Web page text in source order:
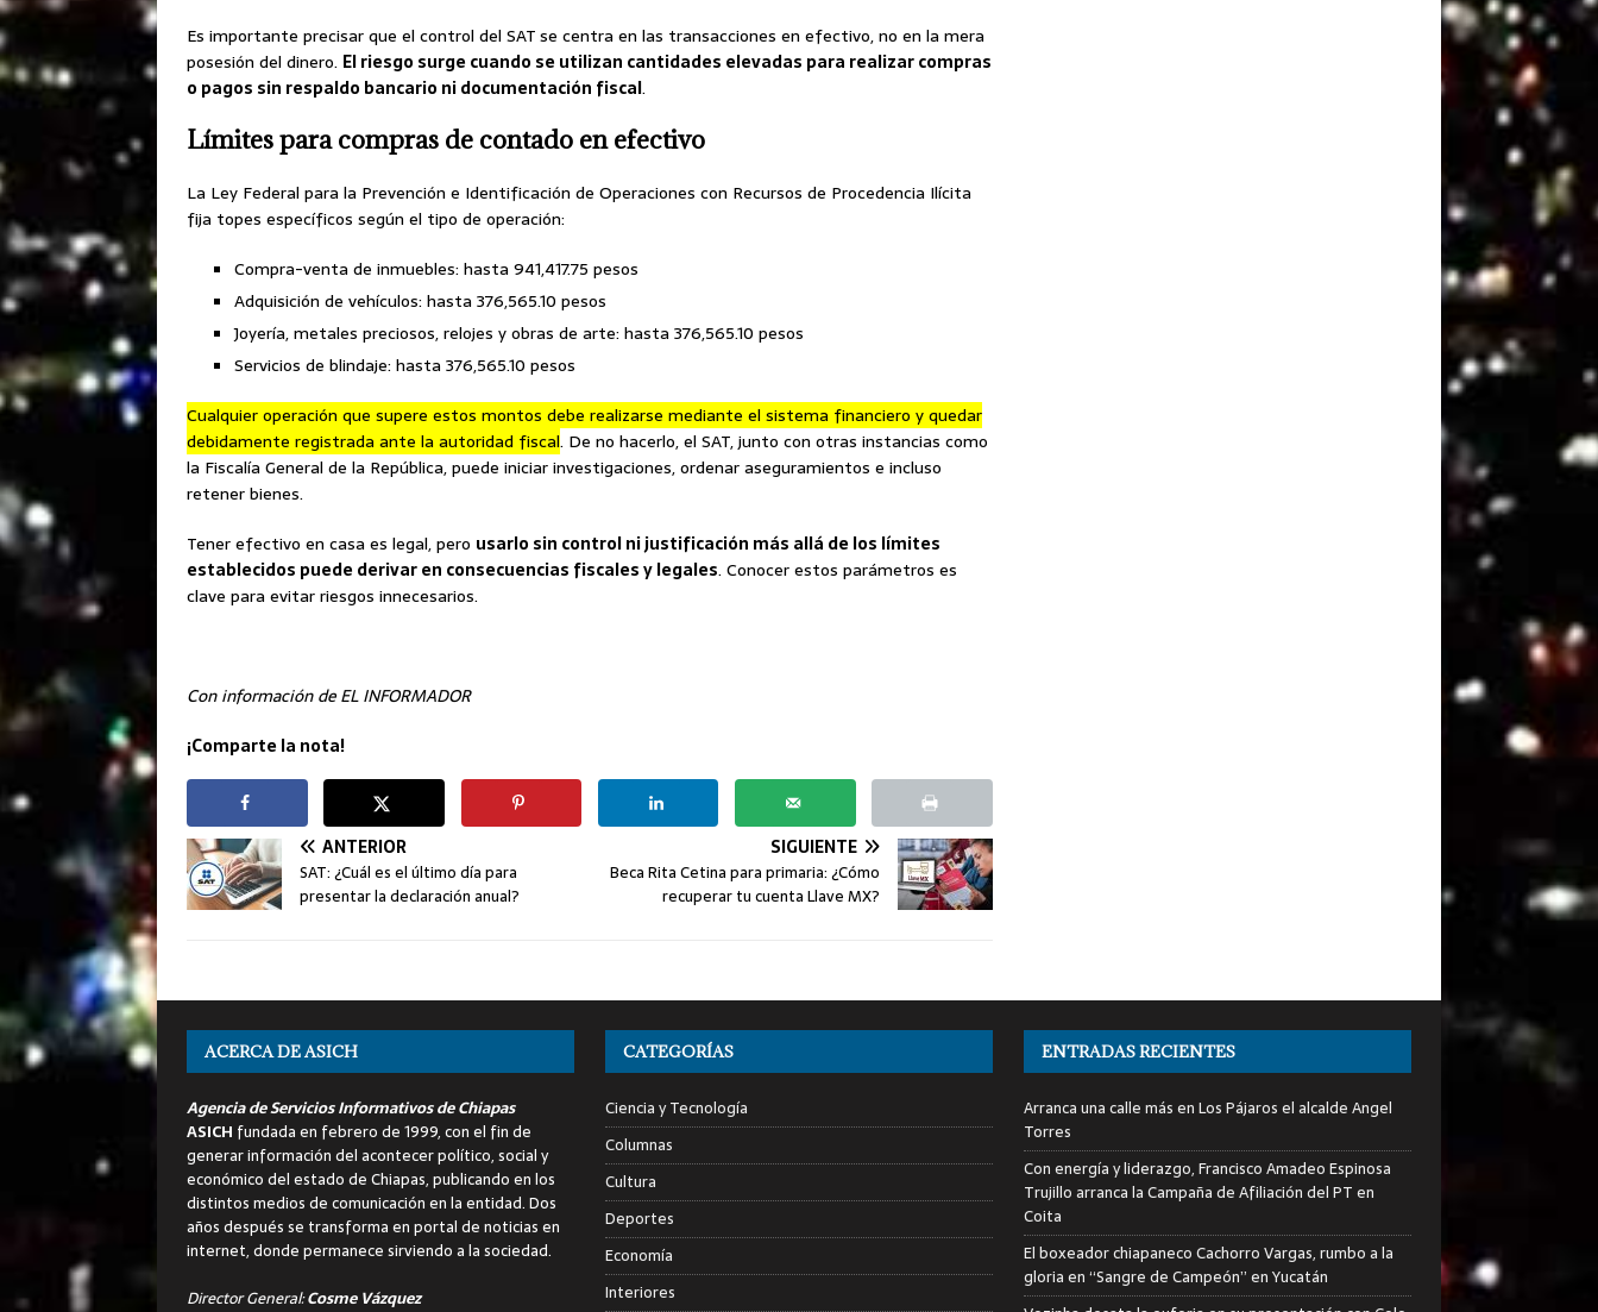
Es importante precisar que el control del SAT se centra en las transacciones en efectivo, no en la mera
posesión del dinero. El riesgo surge cuando se utilizan cantidades elevadas para realizar compras
o pagos sin respaldo bancario ni documentación fiscal.
Límites para compras de contado en efectivo
La Ley Federal para la Prevención e Identificación de Operaciones con Recursos de Procedencia Ilícita
fija topes específicos según el tipo de operación:
Compra-venta de inmuebles: hasta 941,417.75 pesos
Adquisición de vehículos: hasta 376,565.10 pesos
Joyería, metales preciosos, relojes y obras de arte: hasta 376,565.10 pesos
Servicios de blindaje: hasta 376,565.10 pesos
Cualquier operación que supere estos montos debe realizarse mediante el sistema financiero y quedar
debidamente registrada ante la autoridad fiscal. De no hacerlo, el SAT, junto con otras instancias como
la Fiscalía General de la República, puede iniciar investigaciones, ordenar aseguramientos e incluso
retener bienes.
Tener efectivo en casa es legal, pero usarlo sin control ni justificación más allá de los límites
establecidos puede derivar en consecuencias fiscales y legales. Conocer estos parámetros es
clave para evitar riesgos innecesarios.
Con información de EL INFORMADOR
¡Comparte la nota!
ANTERIOR
SAT: ¿Cuál es el último día para
presentar la declaración anual?
SIGUIENTE
Beca Rita Cetina para primaria: ¿Cómo
recuperar tu cuenta Llave MX?
ACERCA DE ASICH
Agencia de Servicios Informativos de Chiapas
ASICH fundada en febrero de 1999, con el fin de
generar información del acontecer político, social y
económico del estado de Chiapas, publicando en los
distintos medios de comunicación en la entidad. Dos
años después se transforma en portal de noticias en
internet, donde permanece sirviendo a la sociedad.
Director General:Cosme Vázquez
CATEGORÍAS
Ciencia y Tecnología
Columnas
Cultura
Deportes
Economía
Interiores
ENTRADAS RECIENTES
Arranca una calle más en Los Pájaros el alcalde Angel
Torres
Con energía y liderazgo, Francisco Amadeo Espinosa
Trujillo arranca la Campaña de Afiliación del PT en
Coita
El boxeador chiapaneco Cachorro Vargas, rumbo a la
gloria en “Sangre de Campeón” en Yucatán